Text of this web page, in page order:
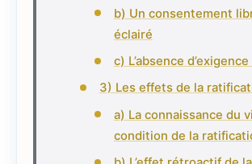
b) Un consentement
éclairé
c) L’absence
3) Les effets de la
a) La connaissance du
condition de la